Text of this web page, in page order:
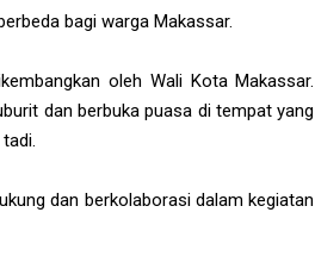
bagi warga Makassar.
oleh Wali Kota Makassar.
dan berbuka puasa di tempat yang
dan berkolaborasi dalam kegiatan